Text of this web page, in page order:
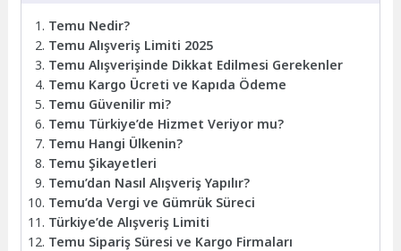
Temu Nedir?
Temu Alışveriş Limiti 2025
Temu Alışverişinde Dikkat Edilmesi Gerekenler
Temu Kargo Ücreti ve Kapıda Ödeme
Temu Güvenilir mi?
Temu Türkiye’de Hizmet Veriyor mu?
Temu Hangi Ülkenin?
Temu Şikayetleri
Temu’dan Nasıl Alışveriş Yapılır?
Temu’da Vergi ve Gümrük Süreci
Türkiye’de Alışveriş Limiti
Temu Sipariş Süresi ve Kargo Firmaları